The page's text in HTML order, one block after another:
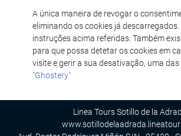
A única maneira de revogar o
eliminando os cookies já
instruções acima referidas. Também
para que possa detetar os cookies em
visite e gerir a sua desativação, uma
"Ghostery"
Linea Tours Sotillo de la